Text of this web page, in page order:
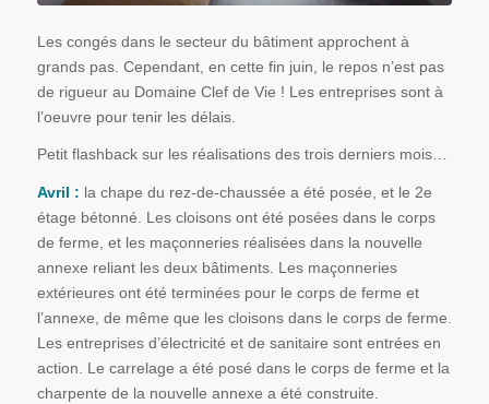
Les congés dans le secteur du bâtiment approchent à
grands pas. Cependant, en cette fin juin, le repos n’est pas
de rigueur au Domaine Clef de Vie ! Les entreprises sont à
l’oeuvre pour tenir les délais.
Petit flashback sur les réalisations des trois derniers mois…
Avril : la chape du rez-de-chaussée a été posée, et le 2e
étage bétonné. Les cloisons ont été posées dans le corps
de ferme, et les maçonneries réalisées dans la nouvelle
annexe reliant les deux bâtiments. Les maçonneries
extérieures ont été terminées pour le corps de ferme et
l’annexe, de même que les cloisons dans le corps de ferme.
Les entreprises d’électricité et de sanitaire sont entrées en
action. Le carrelage a été posé dans le corps de ferme et la
charpente de la nouvelle annexe a été construite.